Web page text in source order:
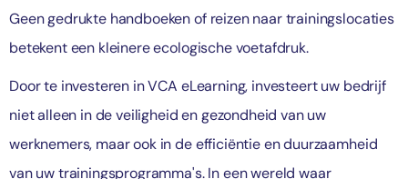
Geen gedrukte handboeken of reizen naar trainingslocaties
betekent een kleinere ecologische voetafdruk.
Door te investeren in VCA eLearning, investeert uw bedrijf
niet alleen in de veiligheid en gezondheid van uw
werknemers, maar ook in de efficiëntie en duurzaamheid
van uw trainingsprogramma's. In een wereld waar